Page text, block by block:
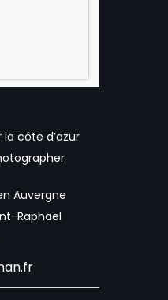
côte d’azur
Auvergne
Raphaël